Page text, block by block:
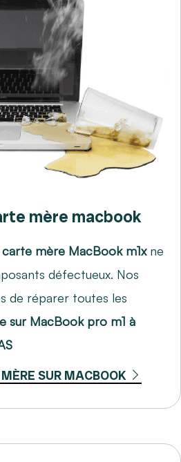
mère macbook
mère MacBook m1xne
défectueux. Nos
de réparer toutes les
sur MacBook pro m1 à
SUR MACBOOK